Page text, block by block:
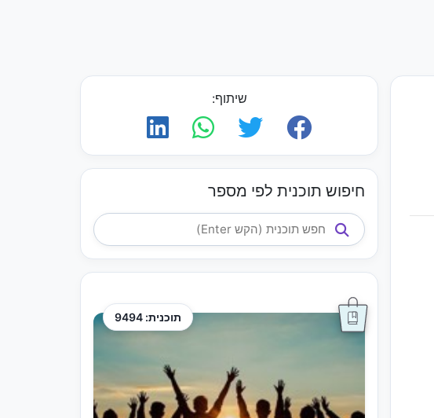
שיתוף:
חיפוש תוכנית לפי מספר
תוכנית: 9494